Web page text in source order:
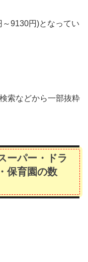
～9130円)となってい
索などから一部抜粋
ーパー・ドラ
保育園の数